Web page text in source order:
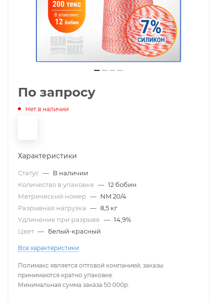
По запросу
Нет в наличии
Характеристики
Статус — В наличии
Количество в упаковке — 12 бобин
Метрический номер — NM 20/4
Разрывная нагрузка — 8,5 кг
Удлинение при разрыве — 14,9%
Цвет — Белый-красный
Все характеристики
Полимакс является оптовой компанией, заказы
принимаются кратно упаковке.
Минимальная сумма заказа 50 000р.